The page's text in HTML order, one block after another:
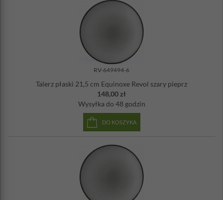
Wyprodukowano we Francji
Odporny na wyszczerbienia
Można używać w kuchence mikrofalowej, piekarniku i
Można myć w zmywarce
RV-649494-6
Talerz płaski 21,5 cm Equinoxe Revol szary pieprz
148,00 zł
Wysyłka do 48 godzin
DO KOSZYKA